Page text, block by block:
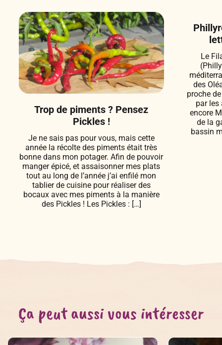
Trop de piments ? Pensez
Pickles !
Je ne sais pas pour vous, mais cette
année la récolte des piments était très
bonne dans mon potager. Afin de pouvoir
manger épicé, et assaisonner mes plats
tout au long de l’année j’ai enfilé mon
tablier de cuisine pour réaliser des
bocaux avec mes piments à la manière
des Pickles ! Les Pickles : […]
Le
des
proche
par les
encore
de la
bassin
Ça peut aussi vous intéresser